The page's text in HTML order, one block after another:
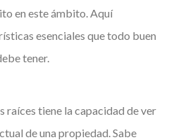
en este ámbito. Aquí
esenciales que todo buen
tener.
raíces tiene la capacidad de ver
de una propiedad. Sabe